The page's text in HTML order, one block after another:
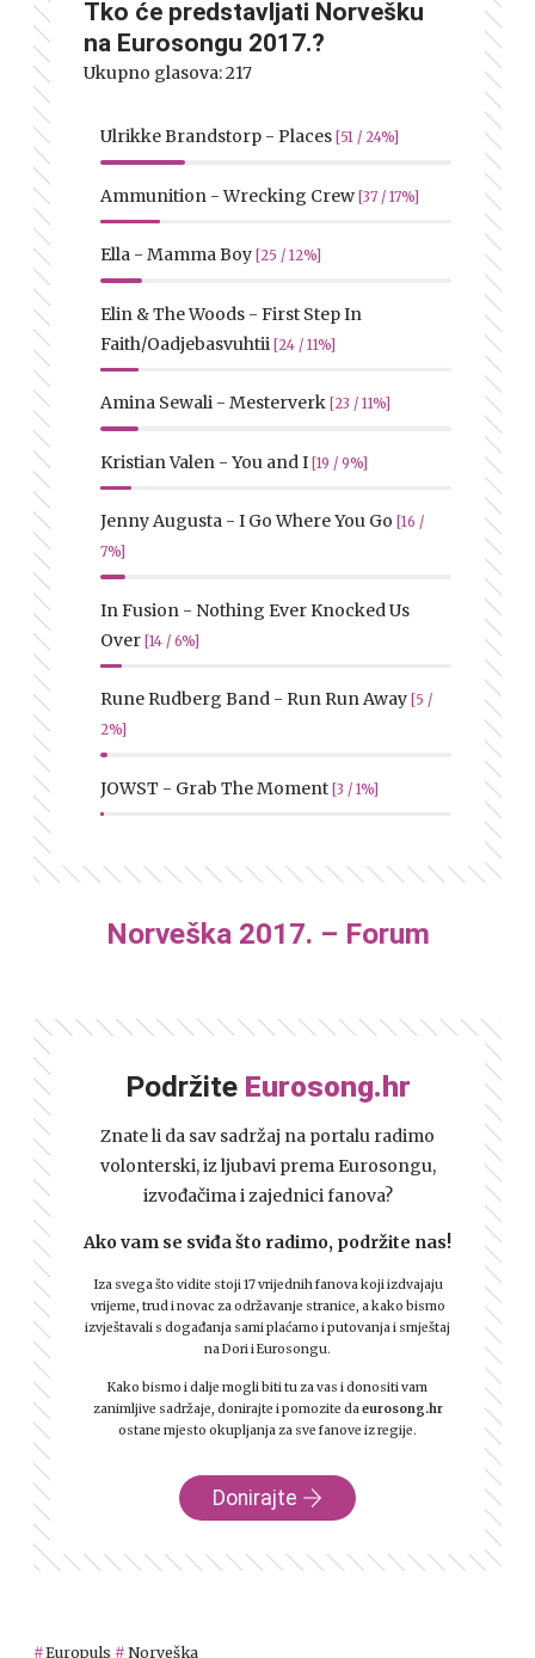
Tko će predstavljati Norvešku
na Eurosongu 2017.?
Ukupno glasova:217
Ulrikke Brandstorp - Places [51 / 24%]
Ammunition - Wrecking Crew [37 / 17%]
Ella - Mamma Boy [25 / 12%]
Elin & The Woods - First Step In
Faith/Oadjebasvuhtii [24 / 11%]
Amina Sewali - Mesterverk [23 / 11%]
Kristian Valen - You and I [19 / 9%]
Jenny Augusta - I Go Where You Go [16 /
7%]
In Fusion - Nothing Ever Knocked Us
Over [14 / 6%]
Rune Rudberg Band - Run Run Away [5 /
2%]
JOWST - Grab The Moment [3 / 1%]
Norveška 2017. – Forum
Podržite Eurosong.hr
Znate li da sav sadržaj na portalu radimo
volonterski, iz ljubavi prema Eurosongu,
izvođačima i zajednici fanova?
Ako vam se sviđa što radimo, podržite nas!
Iza svega što vidite stoji 17 vrijednih fanova koji izdvajaju
vrijeme, trud i novac za održavanje stranice, a kako bismo
izvještavali s događanja sami plaćamo i putovanja i smještaj
na Dori i Eurosongu.
Kako bismo i dalje mogli biti tu za vas i donositi vam
zanimljive sadržaje, donirajte i pomozite daeurosong.hr
ostane mjesto okupljanja za sve fanove iz regije.
Donirajte
Europuls Norveška